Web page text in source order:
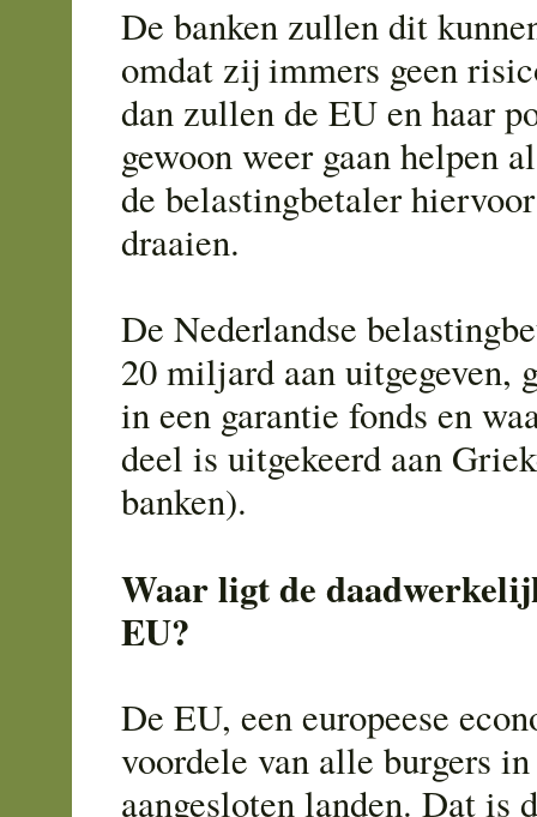
De banken zullen dit
omdat zij immers geen
dan zullen de EU en haar
gewoon weer gaan helpen
de belastingbetaler
draaien.
De Nederlandse
20 miljard aan uitgegeven,
in een garantie fonds en
deel is uitgekeerd aan
banken).
Waar ligt de
EU?
De EU, een europeese
voordele van alle burgers
aangesloten landen. Dat is